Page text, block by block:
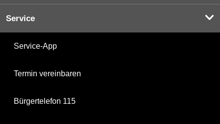
Service
Service-App
Termin vereinbaren
Bürgertelefon 115